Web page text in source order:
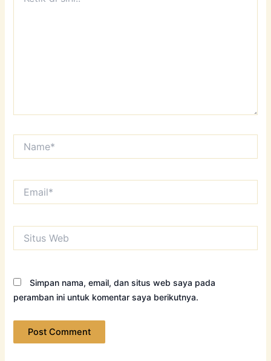
Web
Simpan nama, email, dan situs web saya pada
peramban ini untuk komentar saya berikutnya.